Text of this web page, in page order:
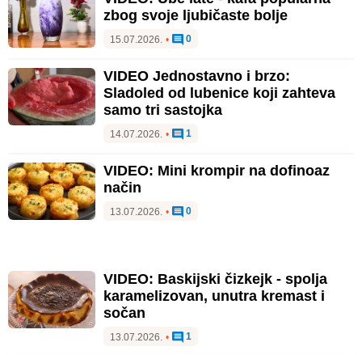
zbog svoje ljubičaste bolje
15.07.2026. • 0
VIDEO Jednostavno i brzo:
Sladoled od lubenice koji zahteva
samo tri sastojka
14.07.2026. • 1
VIDEO: Mini krompir na dofinoaz
način
13.07.2026. • 0
VIDEO: Baskijski čizkejk - spolja
karamelizovan, unutra kremast i
sočan
13.07.2026. • 1